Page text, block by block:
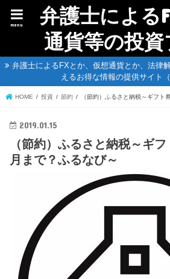
弁護士による
通貨等の投
menu
弁護士によるFXとか、仮想通貨とか、法律
えるお得な情報の提供サイト（
HOME 投資 節約 （節約）ふるさと納税～ギフト
2019.01.15
（節約）ふるさと納税～ギ
月まで？ふるなび～